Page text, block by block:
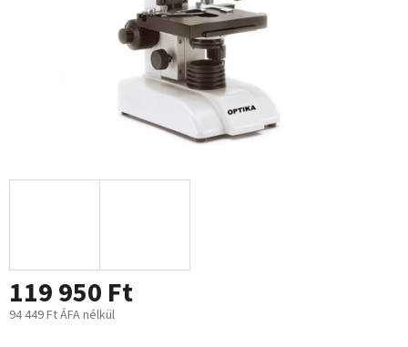
119 950 Ft
94 449 Ft ÁFA nélkül